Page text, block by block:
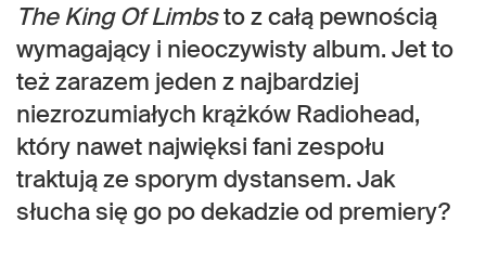
The King Of Limbsto z całą pewnością
wymagający i nieoczywisty album. Jet to
też zarazem jeden z najbardziej
niezrozumiałych krążków Radiohead,
który nawet najwięksi fani zespołu
traktują ze sporym dystansem. Jak
słucha się go po dekadzie od premiery?